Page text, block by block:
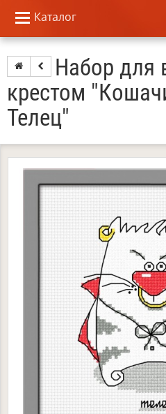
Каталог
Набор для
крестом
Телец"